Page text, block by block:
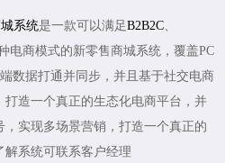
系统是一款可以满足B2B2C
电商模式的新零售商城系统，覆盖PC
数据打通并同步，并且基于社交电商
造一个真正的生态化电商平台，并
，实现多场景营销，打造一个真正的
系统可联系客户经理